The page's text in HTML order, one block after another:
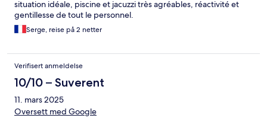
situation idéale, piscine et jacuzzi très agréables, réactivité et
gentillesse de tout le personnel.
Serge, reise på 2 netter
Verifisert anmeldelse
10/10 – Suverent
11. mars 2025
Oversett med Google